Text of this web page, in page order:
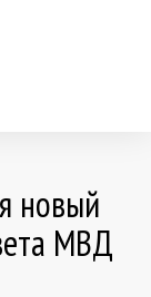
новый
МВД